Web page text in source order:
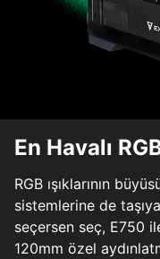
En Havalı
RGB ışıklarının
sistemlerine de
seçersen seç, E750
120mm özel